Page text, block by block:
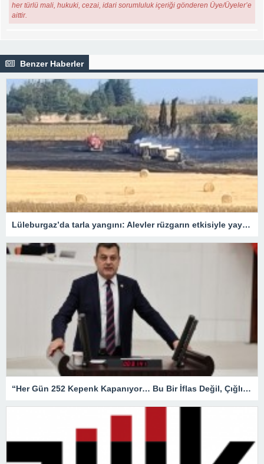
her türlü mali, hukuki, cezai, idari sorumluluk içeriği gönderen Üye/Üyeler’e
aittir.
Benzer Haberler
Lüleburgaz’da tarla yangını: Alevler rüzgarın etkisiyle yayıldı
“Her Gün 252 Kepenk Kapanıyor… Bu Bir İflas Değil, Çığlıktır!”